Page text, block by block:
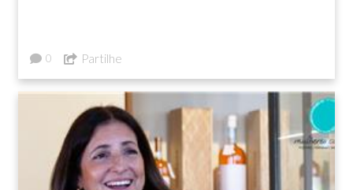
0 Partilhe